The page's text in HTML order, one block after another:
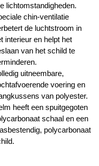
lichtomstandigheden.
chin-ventilatie
de luchtstroom in
interieur en helpt het
van het schild te
uitneembare,
voering en
van polyester.
heeft een spuitgegoten
schaal en een
polycarbonaat